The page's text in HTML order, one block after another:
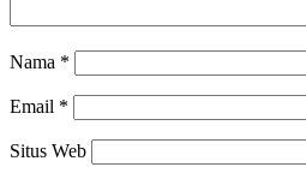
Nama *
Email *
Situs Web